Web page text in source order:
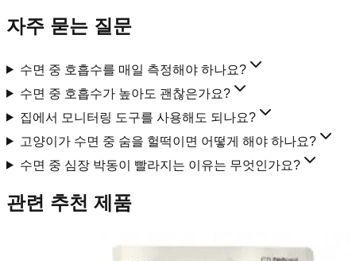
자주 묻는 질문
수면 중 호흡수를 매일 측정해야 하나요?
수면 중 호흡수가 높아도 괜찮은가요?
집에서 모니터링 도구를 사용해도 되나요?
고양이가 수면 중 숨을 헐떡이면 어떻게 해야 하나요?
수면 중 심장 박동이 빨라지는 이유는 무엇인가요?
관련 추천 제품